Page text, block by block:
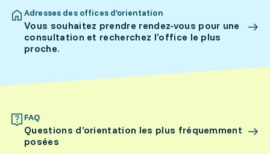
Adresses des offices d’orientation
Vous souhaitez prendre rendez-vous pour une
consultation et recherchez l’office le plus
proche.
FAQ
Questions d’orientation les plus fréquemment
posées